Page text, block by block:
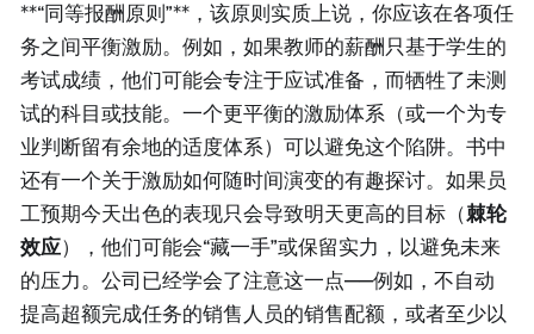
**“同等报酬原则”**，该原则实质上说，你应该在各项任
务之间平衡激励。例如，如果教师的薪酬只基于学生的
考试成绩，他们可能会专注于应试准备，而牺牲了未测
试的科目或技能。一个更平衡的激励体系（或一个为专
业判断留有余地的适度体系）可以避免这个陷阱。书中
还有一个关于激励如何随时间演变的有趣探讨。如果员
工预期今天出色的表现只会导致明天更高的目标（棘轮
效应），他们可能会“藏一手”或保留实力，以避免未来
的压力。公司已经学会了注意这一点——例如，不自动
提高超额完成任务的销售人员的销售配额，或者至少以